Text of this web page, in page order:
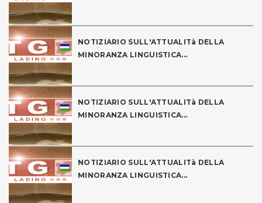
NOTIZIARIO SULL'ATTUALITà DELLA
MINORANZA LINGUISTICA...
NOTIZIARIO SULL'ATTUALITà DELLA
MINORANZA LINGUISTICA...
NOTIZIARIO SULL'ATTUALITà DELLA
MINORANZA LINGUISTICA...